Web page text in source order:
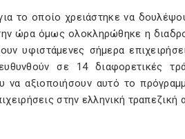
για το οποίο χρειάστηκε να
ώρα όμως ολοκληρώθηκε η
υφιστάμενες σήμερα
σε 14 διαφορετικές
αξιοποιήσουν αυτό το
στην ελληνική τραπεζική